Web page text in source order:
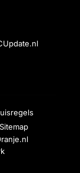
Sitemap